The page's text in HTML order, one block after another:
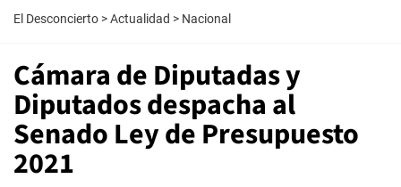
El Desconcierto >Actualidad > Nacional
Cámara de Diputadas y
Diputados despacha al
Senado Ley de Presupuesto
2021